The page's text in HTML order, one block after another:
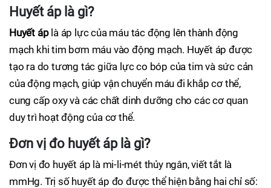
Huyết áp là gì?
Huyết áplà áp lực của máu tác động lên thành động
mạch khi tim bơm máu vào động mạch. Huyết áp được
tạo ra do tương tác giữa lực co bóp của tim và sức cản
của động mạch, giúp vận chuyển máu đi khắp cơ thể,
cung cấp oxy và các chất dinh dưỡng cho các cơ quan
duy trì hoạt động của cơ thể.
Đơn vị đo huyết áp là gì?
Đơn vị đo huyết áp là mi-li-mét thủy ngân, viết tắt là
mmHg. Trị số huyết áp đo được thể hiện bằng hai chỉ số: